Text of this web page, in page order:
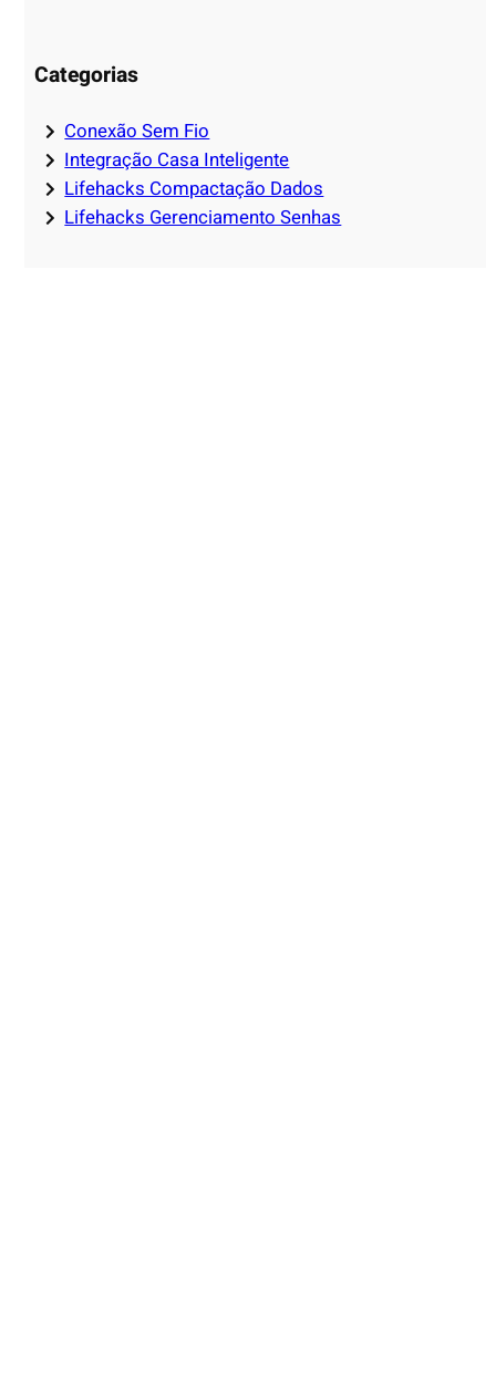
Categorias
Conexão Sem Fio
Integração Casa Inteligente
Lifehacks Compactação Dados
Lifehacks Gerenciamento Senhas